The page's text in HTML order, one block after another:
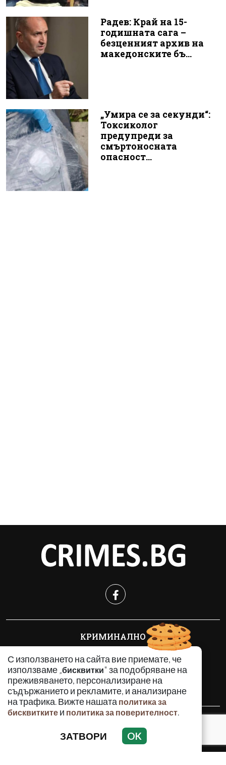
Радев: Край на 15-
годишната сага –
безценният архив на
македонските бъ...
„Умира се за секунди“:
Токсиколог
предупреди за
смъртоносната
опасност...
С използването на сайта вие приемате, че
използваме „бисквитки" за подобряване на
преживяването, персонализиране на
съдържанието и рекламите, и анализиране
на трафика. Вижте нашата политика за
бисквитките и политика за поверителност.
ЗАТВОРИ OK
КРИМИНАЛНО
ИНЦИДЕНТИ
АНАЛИЗИ
ПО СВЕТА
ВОДЕЩИ ТЕМИ
Използването и публикуването на част или цялото
съдържание на Crimes.BG без разрешение на Медийна
група Асмара ЕООД е забранено.